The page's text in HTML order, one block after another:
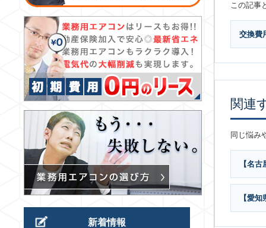
この記事
交換費
関連
同じ悩み
【名
【愛
新着情報